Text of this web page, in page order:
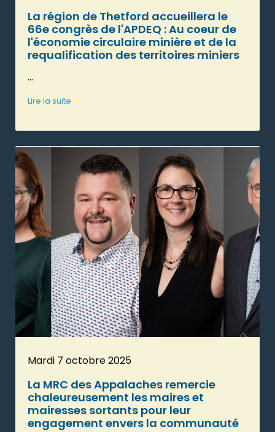
La région de Thetford accueillera le
66e congrès de l'APDEQ : Au coeur de
l'économie circulaire minière et de la
requalification des territoires miniers
...
Lire la suite
Mardi 7 octobre 2025
La MRC des Appalaches remercie
chaleureusement les maires et
mairesses sortants pour leur
engagement envers la communauté